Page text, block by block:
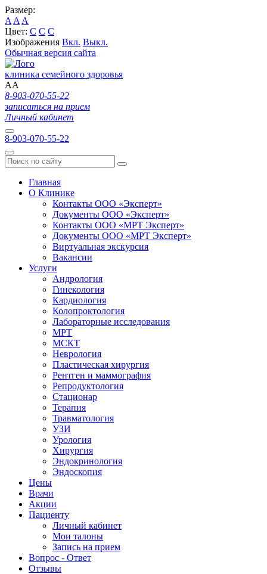
Размер:
A A A
Цвет: C C C
Изображения Вкл. Выкл.
Обычная версия сайта
клиника семейного здоровья
AA
8-903-070-55-22
записаться на прием
Личный кабинет
8-903-070-55-22
Главная
О Клинике
Контакты ООО «Эксперт»
Документы ООО «Эксперт»
Контакты ООО «МРТ Эксперт»
Документы ООО «МРТ Эксперт»
Виртуальная экскурсия
Вакансии
Услуги
Андрология
Гинекология
Кардиология
Колопроктология
Лабораторные исследования
МРТ
МСКТ
Неврология
Пластическая хирургия
Рентген и маммография
Репродуктология
Стационар
Терапия
Травматология
УЗИ
Урология
Хирургия
Эндокринология
Эндоскопия
Цены
Врачи
Акции
Пациенту
Личный кабинет
Мои талоны
Запись на прием
Вопрос - Ответ
Отзывы